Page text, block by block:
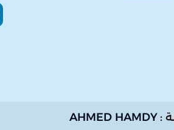
:
AHMED HAMDY